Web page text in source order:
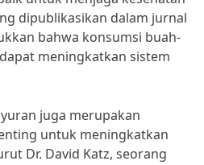
dipublikasikan dalam jurnal
bahwa konsumsi buah-
meningkatkan sistem
juga merupakan
untuk meningkatkan
Dr. David Katz, seorang